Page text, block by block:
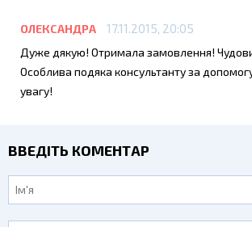
ОЛЕКСАНДРА 17.11.2015, 20:05
Дуже дякую! Отримала замовлення!
Особлива подяка консультанту за
увагу!
ВВЕДІТЬ КОМЕНТАР